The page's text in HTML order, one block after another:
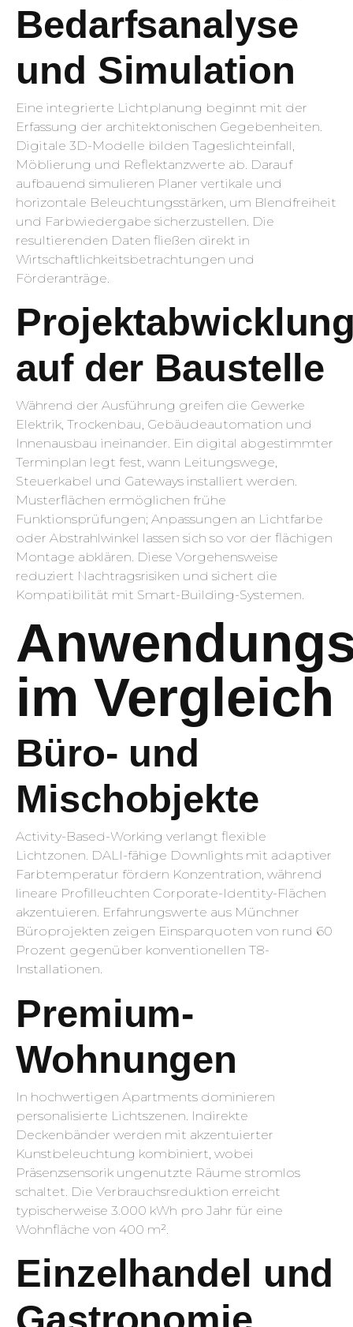
Bedarfsanalyse
und Simulation
Eine integrierte Lichtplanung beginnt mit der
Erfassung der architektonischen Gegebenheiten.
Digitale 3D-Modelle bilden Tageslichteinfall,
Möblierung und Reflektanzwerte ab. Darauf
aufbauend simulieren Planer vertikale und
horizontale Beleuchtungsstärken, um Blendfreiheit
und Farbwiedergabe sicherzustellen. Die
resultierenden Daten fließen direkt in
Wirtschaftlichkeitsbetrachtungen und
Förderanträge.
auf der Baustelle
Während der Ausführung greifen die Gewerke
Elektrik, Trockenbau, Gebäudeautomation und
Innenausbau ineinander. Ein digital abgestimmter
Terminplan legt fest, wann Leitungswege,
Steuerkabel und Gateways installiert werden.
Musterflächen ermöglichen frühe
Funktionsprüfungen; Anpassungen an Lichtfarbe
oder Abstrahlwinkel lassen sich so vor der flächigen
Montage abklären. Diese Vorgehensweise
reduziert Nachtragsrisiken und sichert die
Kompatibilität mit Smart-Building-Systemen.
im Vergleich
Büro- und
Mischobjekte
Activity-Based-Working verlangt flexible
Lichtzonen. DALI-fähige Downlights mit adaptiver
Farbtemperatur fördern Konzentration, während
lineare Profilleuchten Corporate-Identity-Flächen
akzentuieren. Erfahrungswerte aus Münchner
Büroprojekten zeigen Einsparquoten von rund 60
Prozent gegenüber konventionellen T8-
Installationen.
Premium-
Wohnungen
In hochwertigen Apartments dominieren
personalisierte Lichtszenen. Indirekte
Deckenbänder werden mit akzentuierter
Kunstbeleuchtung kombiniert, wobei
Präsenzsensorik ungenutzte Räume stromlos
schaltet. Die Verbrauchsreduktion erreicht
typischerweise 3.000 kWh pro Jahr für eine
Wohnfläche von 400 m².
Einzelhandel und